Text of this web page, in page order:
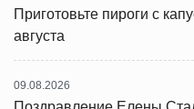
Приготовьте пироги с
августа
09.08.2026